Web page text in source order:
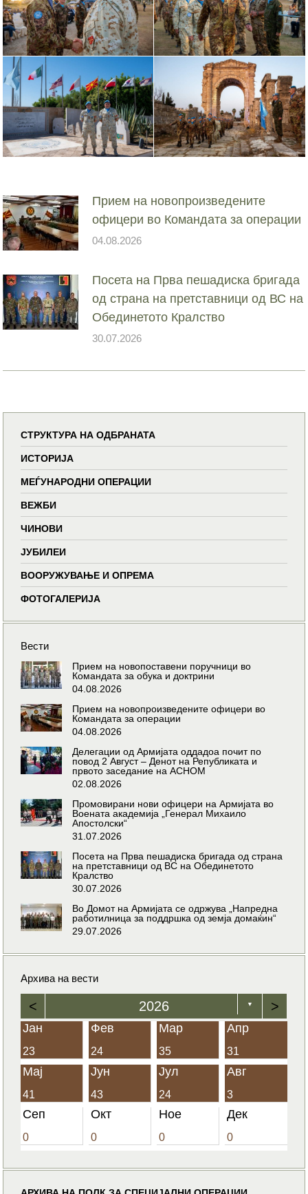
Прием на новопроизведените
офицери во Командата за операции
04.08.2026
Посета на Прва пешадиска бригада
од страна на претставници од ВС на
Обединетото Кралство
30.07.2026
СТРУКТУРА НА ОДБРАНАТА
ИСТОРИЈА
МЕЃУНАРОДНИ ОПЕРАЦИИ
ВЕЖБИ
ЧИНОВИ
ЈУБИЛЕИ
ВООРУЖУВАЊЕ И ОПРЕМА
ФОТОГАЛЕРИЈА
Вести
Прием на новопоставени поручници во
Командата за обука и доктрини
04.08.2026
Прием на новопроизведените офицери во
Командата за операции
04.08.2026
Делегации од Армијата оддадоа почит по
повод 2 Август – Денот на Републиката и
првото заседание на АСНОМ
02.08.2026
Промовирани нови офицери на Армијата во
Воената академија „Генерал Михаило
Апостолски“
31.07.2026
Посета на Прва пешадиска бригада од страна
на претставници од ВС на Обединетото
Кралство
30.07.2026
Во Домот на Армијата се одржува „Напредна
работилница за поддршка од земја домаќин“
29.07.2026
Архива на вести
< 2026 ▼ >
Јан
23
Фев
24
Мар
35
Апр
31
Мај
41
Јун
43
Јул
24
Авг
3
Сеп
0
Окт
0
Ное
0
Дек
0